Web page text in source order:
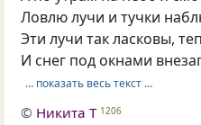
Ловлю лучи и тучки
Эти лучи так ласковы,
И снег под окнами
… показать весь текст …
© Никита Т 1206